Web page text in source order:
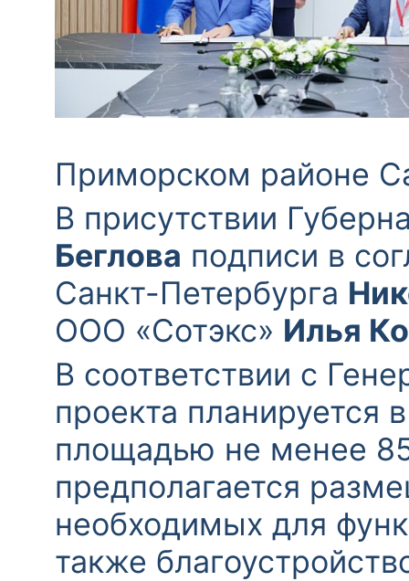
Приморском районе
В присутствии
Беглова подписи в
Санкт-Петербурга
ООО «Сотэкс» Илья
В соответствии с
проекта планируется
площадью не менее
предполагается
необходимых для
также